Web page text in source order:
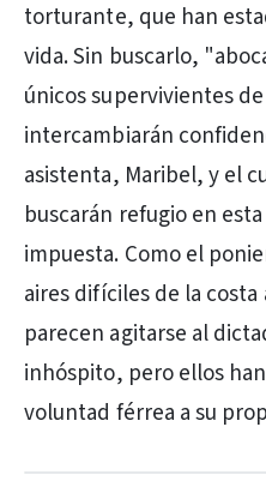
torturante, que han
vida. Sin buscarlo,
únicos supervivientes
intercambiarán
asistenta, Maribel, y el
buscarán refugio en
impuesta. Como el
aires difíciles de la
parecen agitarse al
inhóspito, pero ellos
voluntad férrea a su